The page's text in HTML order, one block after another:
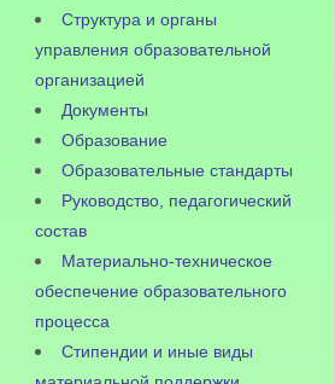
Структура и органы
управления образовательной
организацией
Документы
Образование
Образовательные стандарты
Руководство, педагогический
состав
Материально-техническое
обеспечение образовательного
процесса
Стипендии и иные виды